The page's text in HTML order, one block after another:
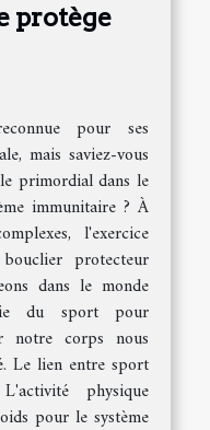
protège
pour ses
mais saviez-vous
primordial dans le
immunitaire ? À
l'exercice
protecteur
dans le monde
du sport pour
notre corps nous
Le lien entre sport
physique
pour le système